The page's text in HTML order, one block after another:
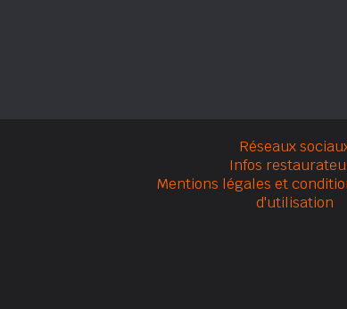
Réseaux
Infos
Mentions légales et
d'utilisation